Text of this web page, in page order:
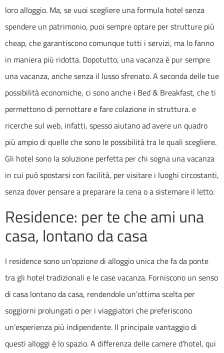
loro alloggio. Ma, se vuoi scegliere una formula hotel senza
spendere un patrimonio, puoi sempre optare per strutture più
cheap, che garantiscono comunque tutti i servizi, ma lo fanno
in maniera più ridotta. Dopotutto, una vacanza è pur sempre
una vacanza, anche senza il lusso sfrenato. A seconda delle tue
possibilità economiche, ci sono anche i Bed & Breakfast, che ti
permettono di pernottare e fare colazione in struttura. e
ricerche sul web, infatti, spesso aiutano ad avere un quadro
più ampio di quelle che sono le possibilità tra le quali scegliere.
Gli hotel sono la soluzione perfetta per chi sogna una vacanza
in cui può spostarsi con facilità, per visitare i luoghi circostanti,
senza dover pensare a preparare la cena o a sistemare il letto.
Residence: per te che ami una
casa, lontano da casa
I residencesono un’opzione di alloggio unica che fa da ponte
tra gli hotel tradizionali e le case vacanza. Forniscono un senso
di casa lontano da casa, rendendole un’ottima scelta per
soggiorni prolungati o per i viaggiatori che preferiscono
un’esperienza più indipendente. Il principale vantaggio di
questi alloggi è lo spazio. A differenza delle camere d’hotel, qui